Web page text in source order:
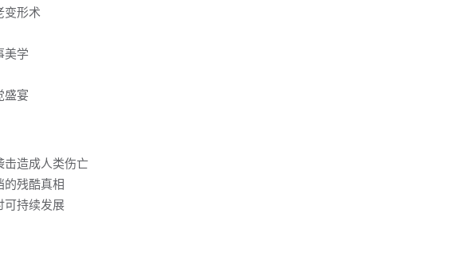
变形术
美学
盛宴
击造成人类伤亡
的残酷真相
可持续发展